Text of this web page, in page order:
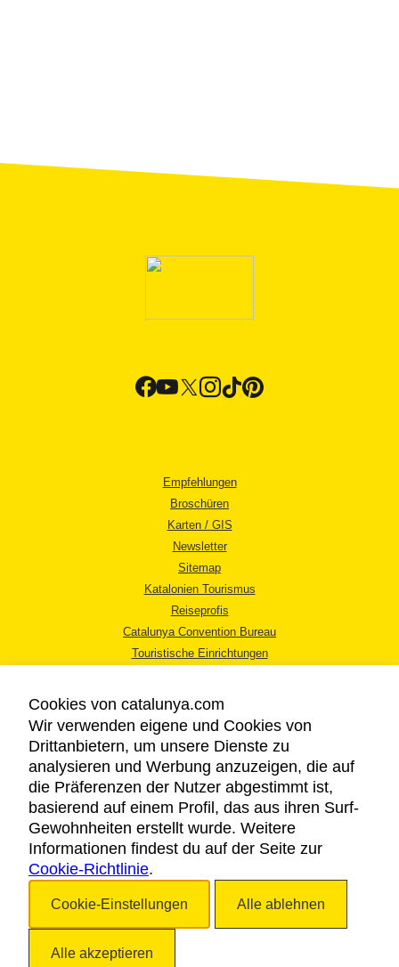
Empfehlungen
Broschüren
Karten / GIS
Newsletter
Sitemap
Katalonien Tourismus
Reiseprofis
Catalunya Convention Bureau
Touristische Einrichtungen
RECHTLICHER HINWEIS
DATENSCHUTZICHTLINIE
COOKIES
BARRIEREFREIHEIT
Cookies von catalunya.com
Wir verwenden eigene und Cookies von
Drittanbietern, um unsere Dienste zu
analysieren und Werbung anzuzeigen, die auf
die Präferenzen der Nutzer abgestimmt ist,
basierend auf einem Profil, das aus ihren Surf-
Gewohnheiten erstellt wurde. Weitere
Informationen findest du auf der Seite zur
Cookie-Richtlinie.
Cookie-Einstellungen Alle ablehnen
Alle akzeptieren